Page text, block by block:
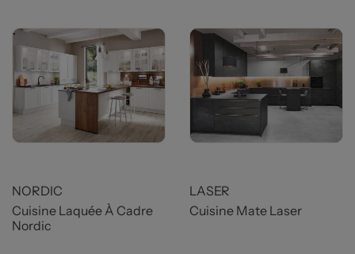
NORDIC
Cuisine Laquée À Cadre
Nordic
LASER
Cuisine Mate Laser